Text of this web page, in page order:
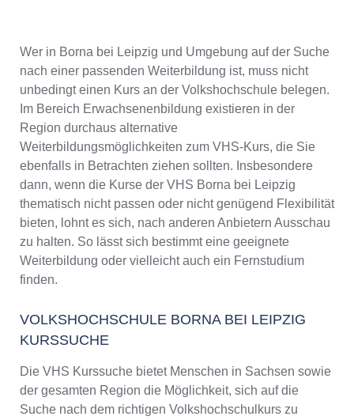
Wer in Borna bei Leipzig und Umgebung auf der Suche
nach einer passenden Weiterbildung ist, muss nicht
unbedingt einen Kurs an der Volkshochschule belegen.
Im Bereich Erwachsenenbildung existieren in der
Region durchaus alternative
Weiterbildungsmöglichkeiten zum VHS-Kurs, die Sie
ebenfalls in Betrachten ziehen sollten. Insbesondere
dann, wenn die Kurse der VHS Borna bei Leipzig
thematisch nicht passen oder nicht genügend Flexibilität
bieten, lohnt es sich, nach anderen Anbietern Ausschau
zu halten. So lässt sich bestimmt eine geeignete
Weiterbildung oder vielleicht auch ein Fernstudium
finden.
VOLKSHOCHSCHULE BORNA BEI LEIPZIG
KURSSUCHE
Die VHS Kurssuche bietet Menschen in Sachsen sowie
der gesamten Region die Möglichkeit, sich auf die
Suche nach dem richtigen Volkshochschulkurs zu